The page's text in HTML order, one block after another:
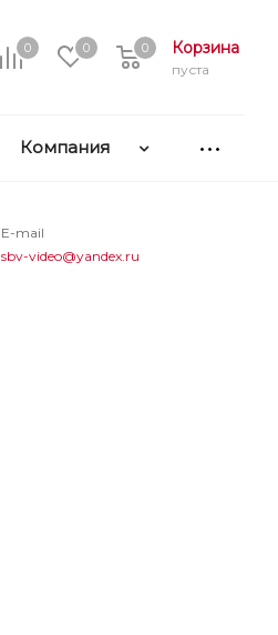
0 0 Корзина
пуста
0
Компания
E-mail
sbv-video@yandex.ru